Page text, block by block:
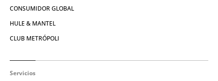
CONSUMIDOR GLOBAL
HULE & MANTEL
CLUB METRÓPOLI
Servicios